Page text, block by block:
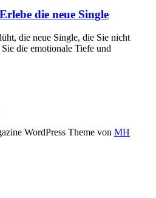
die neue Single
die neue Single, die Sie nicht
die emotionale Tiefe und
WordPress Theme von MH